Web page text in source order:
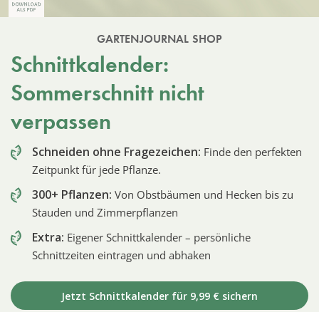
GARTENJOURNAL SHOP
Schnittkalender:
Sommerschnitt nicht
verpassen
Schneiden ohne Fragezeichen: Finde den perfekten
Zeitpunkt für jede Pflanze.
300+ Pflanzen: Von Obstbäumen und Hecken bis zu
Stauden und Zimmerpflanzen
Extra: Eigener Schnittkalender – persönliche
Schnittzeiten eintragen und abhaken
Jetzt Schnittkalender für 9,99 € sichern